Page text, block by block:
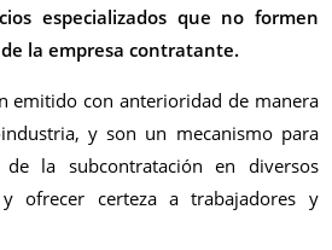
especializados que no formen
la empresa contratante.
emitido con anterioridad de manera
y son un mecanismo para
de la subcontratación en diversos
y ofrecer certeza a trabajadores y